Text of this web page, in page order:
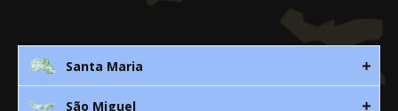
Santa Maria
São Miguel